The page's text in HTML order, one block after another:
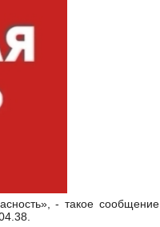
- такое сообщение